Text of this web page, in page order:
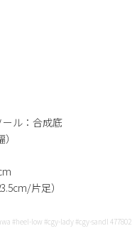
ル：合成底
片足）
#heel-low #cgy-lady #cgy-sandl